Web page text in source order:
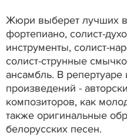
Жюри выберет лучших
фортепиано, солист-
инструменты, солист-
солист-струнные
ансамбль. В
произведений -
композиторов, как
также оригинальные
белорусских песен.